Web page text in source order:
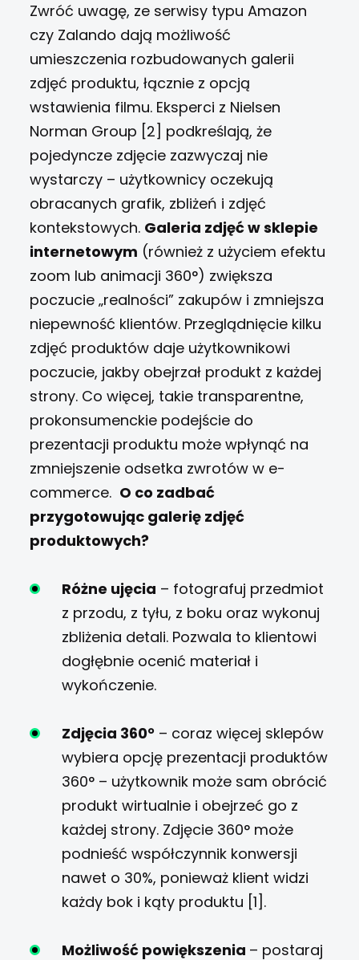
Zwróć uwagę, ze serwisy typu Amazon
czy Zalando dają możliwość
umieszczenia rozbudowanych galerii
zdjęć produktu, łącznie z opcją
wstawienia filmu. Eksperci z Nielsen
Norman Group [2] podkreślają, że
pojedyncze zdjęcie zazwyczaj nie
wystarczy – użytkownicy oczekują
obracanych grafik, zbliżeń i zdjęć
kontekstowych. Galeria zdjęć w sklepie
internetowym (również z użyciem efektu
zoom lub animacji 360°) zwiększa
poczucie „realności” zakupów i zmniejsza
niepewność klientów. Przeglądnięcie kilku
zdjęć produktów daje użytkownikowi
poczucie, jakby obejrzał produkt z każdej
strony. Co więcej, takie transparentne,
prokonsumenckie podejście do
prezentacji produktu może wpłynąć na
zmniejszenie odsetka zwrotów w e-
commerce. O co zadbać
przygotowując galerię zdjęć
produktowych?
Różne ujęcia – fotografuj przedmiot
z przodu, z tyłu, z boku oraz wykonuj
zbliżenia detali. Pozwala to klientowi
dogłębnie ocenić materiał i
wykończenie.
Zdjęcia 360° – coraz więcej sklepów
wybiera opcję prezentacji produktów
360° – użytkownik może sam obrócić
produkt wirtualnie i obejrzeć go z
każdej strony. Zdjęcie 360° może
podnieść współczynnik konwersji
nawet o 30%, ponieważ klient widzi
każdy bok i kąty produktu [1].
Możliwość powiększenia – postaraj